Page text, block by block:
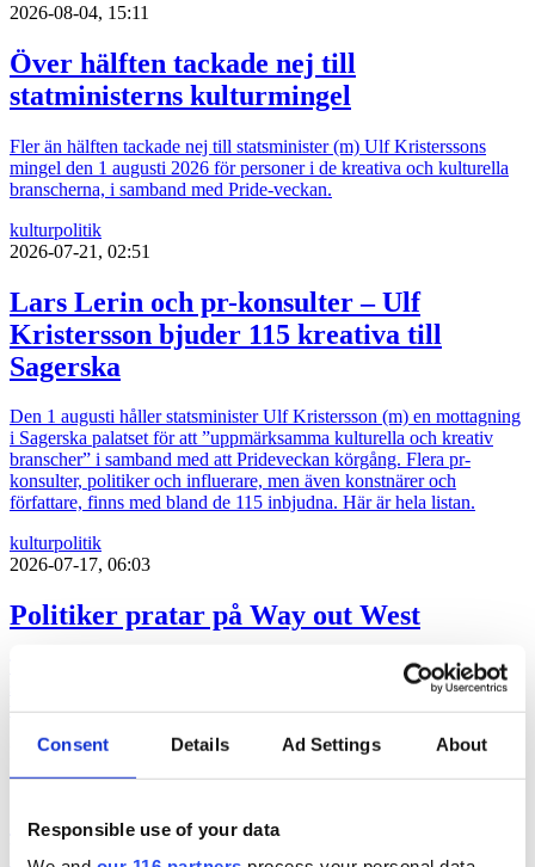
Consent Details Ad Settings About
Responsible use of your data
2026-08-04, 15:11
Över hälften tackade nej till
statministerns kulturmingel
Fler än hälften tackade nej till statsminister (m) Ulf Kristerssons
mingel den 1 augusti 2026 för personer i de kreativa och kulturella
branscherna, i samband med Pride-veckan.
kulturpolitik
2026-07-21, 02:51
Lars Lerin och pr-konsulter – Ulf
Kristersson bjuder 115 kreativa till
Sagerska
Den 1 augusti håller statsminister Ulf Kristersson (m) en mottagning
i Sagerska palatset för att ”uppmärksamma kulturella och kreativ
branscher” i samband med att Prideveckan körgång. Flera pr-
konsulter, politiker och influerare, men även konstnärer och
författare, finns med bland de 115 inbjudna. Här är hela listan.
kulturpolitik
2026-07-17, 06:03
Politiker pratar på Way out West
Två politiker är klara när musikfestivalen Way out West återinför
samtal i programmet. Programledare är Messiah Hallberg, som
vanligtvis leder Svenska Nyheter i SVT.
politik
”Ebba Buschs Sverigedröm kräver
hårdare auktoritet”